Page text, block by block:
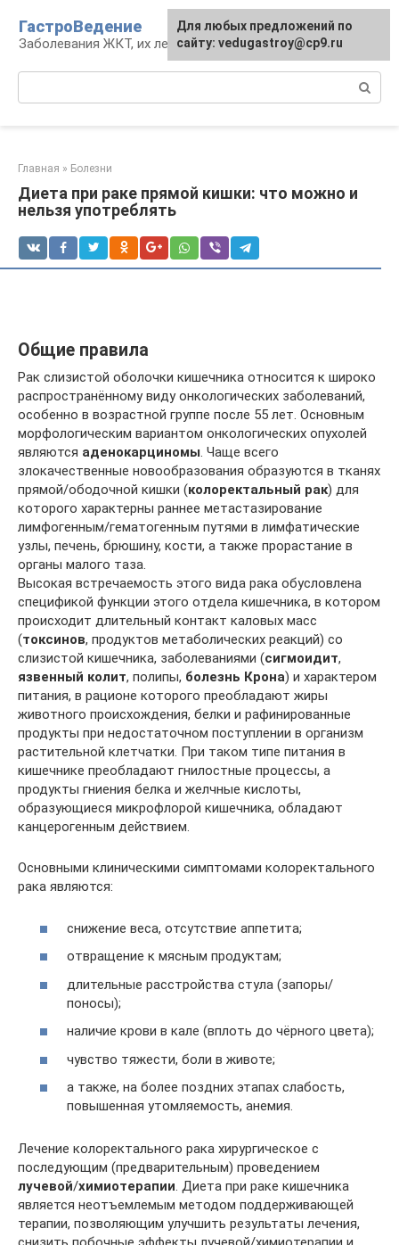
контенту
ГастроВедение
Заболевания ЖКТ, их лечение и профилактика
Главная » Болезни
Диета при раке прямой кишки: что можно и
нельзя употреблять
Общие правила
Рак слизистой оболочки кишечника относится к широко
распространённому виду онкологических заболеваний,
особенно в возрастной группе после 55 лет. Основным
морфологическим вариантом онкологических опухолей
являются аденокарциномы. Чаще всего
злокачественные новообразования образуются в тканях
прямой/ободочной кишки (колоректальный рак) для
которого характерны раннее метастазирование
лимфогенным/гематогенным путями в лимфатические
узлы, печень, брюшину, кости, а также прорастание в
органы малого таза.
Высокая встречаемость этого вида рака обусловлена
спецификой функции этого отдела кишечника, в котором
происходит длительный контакт каловых масс
(токсинов, продуктов метаболических реакций) со
слизистой кишечника, заболеваниями (сигмоидит,
язвенный колит, полипы, болезнь Крона) и характером
питания, в рационе которого преобладают жиры
животного происхождения, белки и рафинированные
продукты при недостаточном поступлении в организм
растительной клетчатки. При таком типе питания в
кишечнике преобладают гнилостные процессы, а
продукты гниения белка и желчные кислоты,
образующиеся микрофлорой кишечника, обладают
канцерогенным действием.
Основными клиническими симптомами колоректального
рака являются:
снижение веса, отсутствие аппетита;
отвращение к мясным продуктам;
длительные расстройства стула (запоры/
поносы);
наличие крови в кале (вплоть до чёрного цвета);
чувство тяжести, боли в животе;
а также, на более поздних этапах слабость,
повышенная утомляемость, анемия.
Лечение колоректального рака хирургическое с
последующим (предварительным) проведением
лучевой/химиотерапии. Диета при раке кишечника
является неотъемлемым методом поддерживающей
терапии, позволяющим улучшить результаты лечения,
Для любых предложений по
сайту: vedugastroy@cp9.ru